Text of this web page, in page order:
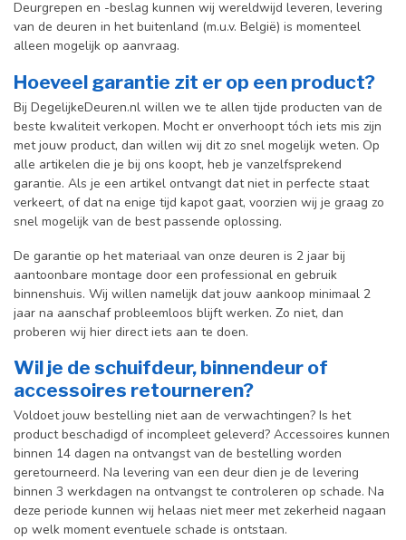
Deurgrepen en -beslag kunnen wij wereldwijd leveren, levering
van de deuren in het buitenland (m.u.v. België) is momenteel
alleen mogelijk op aanvraag.
Hoeveel garantie zit er op een product?
Bij DegelijkeDeuren.nl willen we te allen tijde producten van de
beste kwaliteit verkopen. Mocht er onverhoopt tóch iets mis zijn
met jouw product, dan willen wij dit zo snel mogelijk weten. Op
alle artikelen die je bij ons koopt, heb je vanzelfsprekend
garantie. Als je een artikel ontvangt dat niet in perfecte staat
verkeert, of dat na enige tijd kapot gaat, voorzien wij je graag zo
snel mogelijk van de best passende oplossing.
De garantie op het materiaal van onze deuren is 2 jaar bij
aantoonbare montage door een professional en gebruik
binnenshuis. Wij willen namelijk dat jouw aankoop minimaal 2
jaar na aanschaf probleemloos blijft werken. Zo niet, dan
proberen wij hier direct iets aan te doen.
Wil je de schuifdeur, binnendeur of
accessoires retourneren?
Voldoet jouw bestelling niet aan de verwachtingen? Is het
product beschadigd of incompleet geleverd? Accessoires kunnen
binnen 14 dagen na ontvangst van de bestelling worden
geretourneerd. Na levering van een deur dien je de levering
binnen 3 werkdagen na ontvangst te controleren op schade. Na
deze periode kunnen wij helaas niet meer met zekerheid nagaan
op welk moment eventuele schade is ontstaan.